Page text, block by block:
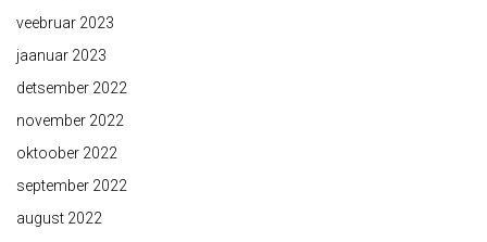
veebruar 2023
jaanuar 2023
detsember 2022
november 2022
oktoober 2022
september 2022
august 2022